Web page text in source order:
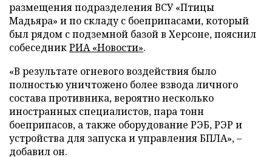
размещения подразделения ВСУ «Птицы
Мадьяра» и по складу с боеприпасами, который
был рядом с подземной базой в Херсоне, пояснил
собеседникРИА «Новости».
«В результате огневого воздействия было
полностью уничтожено более взвода личного
состава противника, вероятно несколько
иностранных специалистов, пара тонн
боеприпасов, а также оборудование РЭБ, РЭР и
устройства для запуска и управления БПЛА», –
добавил он.